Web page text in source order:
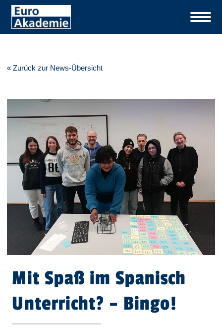
« Zurück zur News-Übersicht
Mit Spaß im Spanisch
Unterricht? – Bingo!